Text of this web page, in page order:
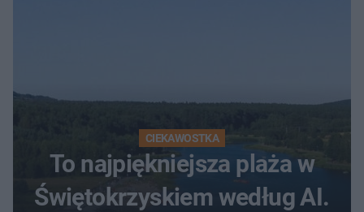
CIEKAWOSTKA
To najpiękniejsza plaża w
Świętokrzyskiem według AI.